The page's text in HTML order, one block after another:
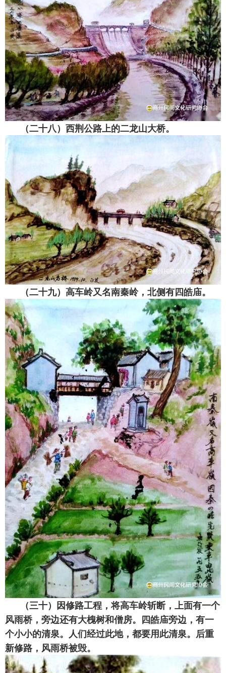
（二十八）西荆公路上的二龙山大桥。
（二十九）高车岭又名南秦岭，北侧有四皓庙。
（三十）因修路工程，将高车岭斩断，上面有一个
风雨桥，旁边还有大槐树和僧房。四皓庙旁边，有一
个小小的清泉。人们经过此地，都要用此清泉。后重
新修路，风雨桥被毁。